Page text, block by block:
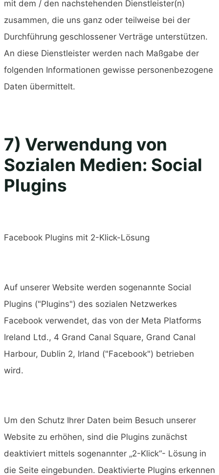
mit dem / den nachstehenden Dienstleister(n)
zusammen, die uns ganz oder teilweise bei der
Durchführung geschlossener Verträge unterstützen.
An diese Dienstleister werden nach Maßgabe der
folgenden Informationen gewisse personenbezogene
Daten übermittelt.
7) Verwendung von
Sozialen Medien: Social
Plugins
Facebook Plugins mit 2-Klick-Lösung
Auf unserer Website werden sogenannte Social
Plugins ("Plugins") des sozialen Netzwerkes
Facebook verwendet, das von der Meta Platforms
Ireland Ltd., 4 Grand Canal Square, Grand Canal
Harbour, Dublin 2, Irland ("Facebook") betrieben
wird.
Um den Schutz Ihrer Daten beim Besuch unserer
Website zu erhöhen, sind die Plugins zunächst
deaktiviert mittels sogenannter „2-Klick“- Lösung in
die Seite eingebunden. Deaktivierte Plugins erkennen